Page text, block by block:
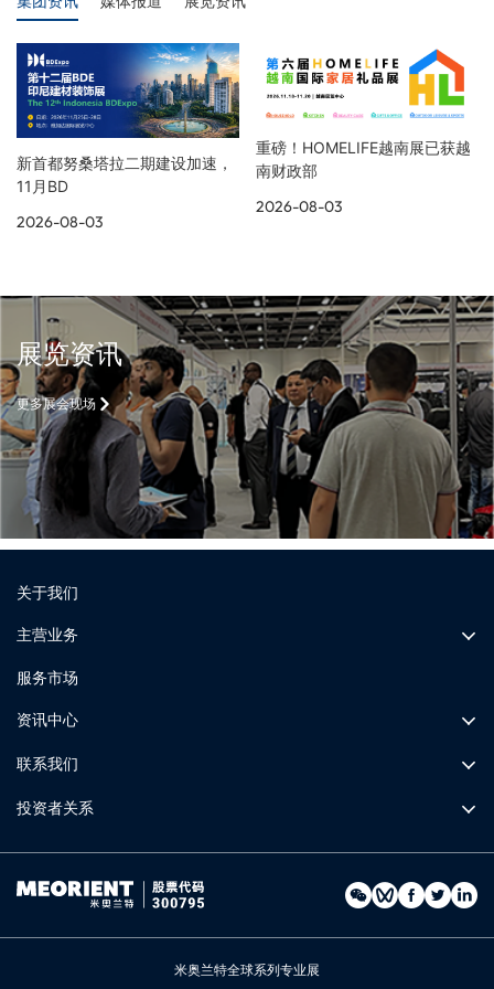
新首都努桑塔拉二期建设加速，
11月BD
2026-08-03
重磅！HOMELIFE越南展已获越
南财政部
2026-08-03
展览资讯
更多展会现场
关于我们
主营业务
服务市场
资讯中心
联系我们
投资者关系
米奥兰特全球系列专业展